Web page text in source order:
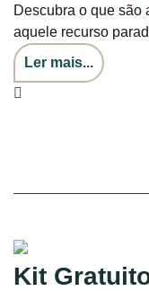
Descubra o que são
aquele recurso
Ler mais...
Kit